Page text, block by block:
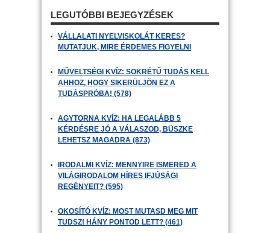
LEGUTÓBBI BEJEGYZÉSEK
VÁLLALATI NYELVISKOLÁT KERES?
MUTATJUK, MIRE ÉRDEMES FIGYELNI
MŰVELTSÉGI KVÍZ: SOKRÉTŰ TUDÁS KELL
AHHOZ, HOGY SIKERÜLJÖN EZ A
TUDÁSPRÓBA! (578)
AGYTORNA KVÍZ: HA LEGALÁBB 5
KÉRDÉSRE JÓ A VÁLASZOD, BÜSZKE
LEHETSZ MAGADRA (873)
IRODALMI KVÍZ: MENNYIRE ISMERED A
VILÁGIRODALOM HÍRES IFJÚSÁGI
REGÉNYEIT? (595)
OKOSÍTÓ KVÍZ: MOST MUTASD MEG MIT
TUDSZ! HÁNY PONTOD LETT? (461)